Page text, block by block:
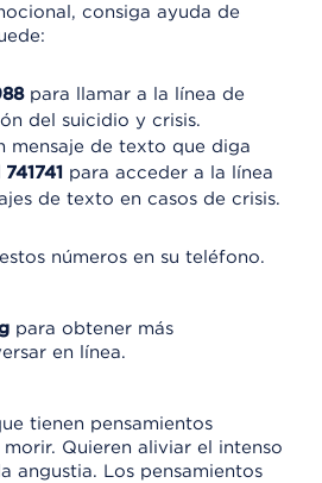
consiga ayuda de
para llamar a la línea de
del suicidio y crisis.
mensaje de texto que diga
para acceder a la línea
de texto en casos de crisis.
números en su teléfono.
para obtener más
en línea.
tienen pensamientos
Quieren aliviar el intenso
angustia. Los pensamientos